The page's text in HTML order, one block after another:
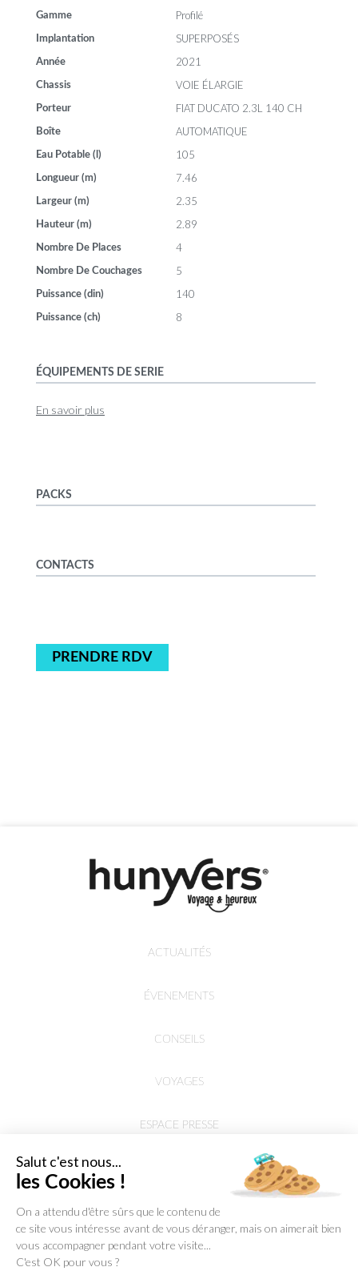
Gamme Profilé
Implantation SUPERPOSÉS
Année 2021
Chassis VOIE ÉLARGIE
Porteur FIAT DUCATO 2.3L 140 CH
Boîte AUTOMATIQUE
Eau Potable (l) 105
Longueur (m) 7.46
Largeur (m) 2.35
Hauteur (m) 2.89
Nombre De Places 4
Nombre De Couchages 5
Puissance (din) 140
Puissance (ch) 8
ÉQUIPEMENTS DE SERIE
En savoir plus
PACKS
CONTACTS
PRENDRE RDV
ACTUALITÉS
ÉVENEMENTS
CONSEILS
VOYAGES
ESPACE PRESSE
Salut c'est nous...
les Cookies !
On a attendu d'être sûrs que le contenu de
ce site vous intéresse avant de vous déranger, mais on aimerait bien
vous accompagner pendant votre visite...
C'est OK pour vous ?